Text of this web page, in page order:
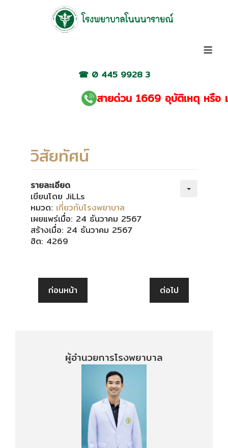
≡
☎ 0 445 9928 3
สายด่วน 1669 อุบัติเหตุ หรือ เ
วิสัยทัศน์
รายละเอียด
เขียนโดย JiLLs
หมวด: เกี่ยวกับโรงพยาบาล
เผยแพร่เมื่อ: 24 ธันวาคม 2567
สร้างเมื่อ: 24 ธันวาคม 2567
ฮิต: 4269
ก่อนหน้า ต่อไป
ผู้อำนวยการโรงพยาบาล